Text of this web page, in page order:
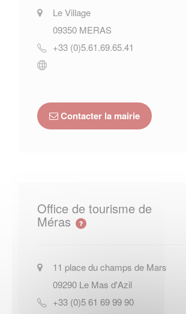
Le Village
09350 MERAS
+33 (0)5.61.69.65.41
Contacter la mairie
Office de tourisme de
Méras
11 place du champs de Mars
09290 Le Mas d'Azil
+33 (0)5 61 69 99 90